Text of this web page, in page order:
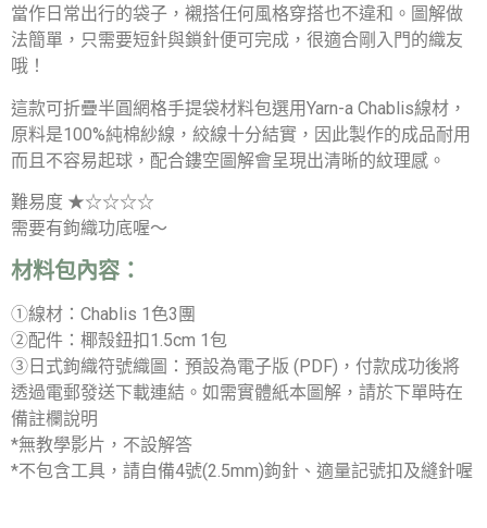
當作日常出行的袋子，襯搭任何風格穿搭也不違和。圖解做
法簡單，只需要短針與鎖針便可完成，很適合剛入門的織友
哦！
這款可折疊半圓網格手提袋材料包選用Yarn-a Chablis線材，
原料是100%純棉紗線，絞線十分結實，因此製作的成品耐用
而且不容易起球，配合鏤空圖解會呈現出清晰的紋理感。
難易度 ★☆☆☆☆
需要有鉤織功底喔～
材料包內容：
①線材：Chablis 1色3團
②配件：椰殼鈕扣1.5cm 1包
③日式鉤織符號織圖：預設為電子版 (PDF)，付款成功後將
透過電郵發送下載連結。如需實體紙本圖解，請於下單時在
備註欄說明
*無教學影片，不設解答
*不包含工具，請自備4號(2.5mm)鉤針、適量記號扣及縫針喔